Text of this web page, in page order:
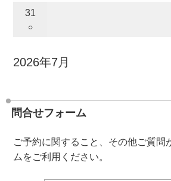
31
○
2026年7月
問合せフォーム
ご予約に関すること、その他ご質問
ムをご利用ください。